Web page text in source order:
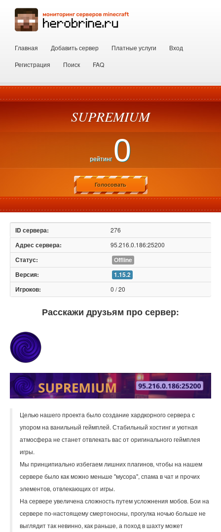
Главная Добавить сервер Платные услуги
Вход
Регистрация
Поиск FAQ
SUPREMIUM
рейтинг 0
Голосовать
276
95.216.0.186:25200
Offline
1.15.2
0 / 20
Расскажи друзьям про сервер:
Целью нашего проекта было создание хардкорного сервера с
упором на ванильный геймплей. Стабильный хостинг и уютная
атмосфера не станет отвлекать вас от оригинального геймплея
игры.
Мы принципиально избегаем лишних плагинов, чтобы на нашем
сервере было как можно меньше "мусора", спама в чат и прочих
элементов, отвлекающих от игры.
На сервере увеличена сложность путем усложнения мобов. Бои на
сервере по-настоящему смертоносны, прогулка ночью больше не
выглядит так невинно, как раньше, а поход в шахту может